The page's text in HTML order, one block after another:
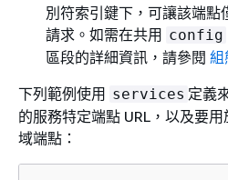
別符索引鍵下，可讓該端點
請求。如需在共用 config
區段的詳細資訊，請參閱 組
下列範例使用 services 定義
的服務特定端點 URL，以及要
域端點：